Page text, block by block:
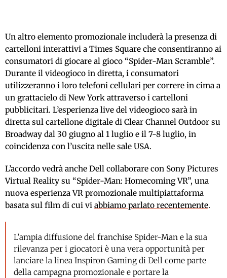
Un altro elemento promozionale includerà la presenza di
cartelloni interattivi a Times Square che consentiranno ai
consumatori di giocare al gioco “Spider-Man Scramble”.
Durante il videogioco in diretta, i consumatori
utilizzeranno i loro telefoni cellulari per correre in cima a
un grattacielo di New York attraverso i cartelloni
pubblicitari. L’esperienza live del videogioco sarà in
diretta sul cartellone digitale di Clear Channel Outdoor su
Broadway dal 30 giugno al 1 luglio e il 7-8 luglio, in
coincidenza con l’uscita nelle sale USA.
L’accordo vedrà anche Dell collaborare con Sony Pictures
Virtual Reality su “Spider-Man: Homecoming VR”, una
nuova esperienza VR promozionale multipiattaforma
basata sul film di cui vi abbiamo parlato recentemente.
L’ampia diffusione del franchise Spider-Man e la sua
rilevanza per i giocatori è una vera opportunità per
lanciare la linea Inspiron Gaming di Dell come parte
della campagna promozionale e portare la